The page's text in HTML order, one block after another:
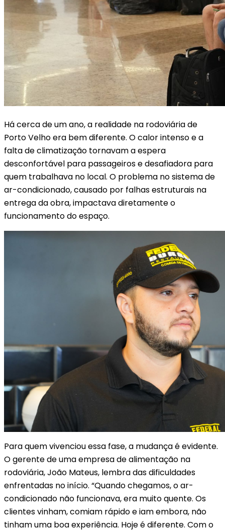
Há cerca de um ano, a realidade na rodoviária de
Porto Velho era bem diferente. O calor intenso e a
falta de climatização tornavam a espera
desconfortável para passageiros e desafiadora para
quem trabalhava no local. O problema no sistema de
ar-condicionado, causado por falhas estruturais na
entrega da obra, impactava diretamente o
funcionamento do espaço.
Para quem vivenciou essa fase, a mudança é evidente.
O gerente de uma empresa de alimentação na
rodoviária, João Mateus, lembra das dificuldades
enfrentadas no início. “Quando chegamos, o ar-
condicionado não funcionava, era muito quente. Os
clientes vinham, comiam rápido e iam embora, não
tinham uma boa experiência. Hoje é diferente. Com o